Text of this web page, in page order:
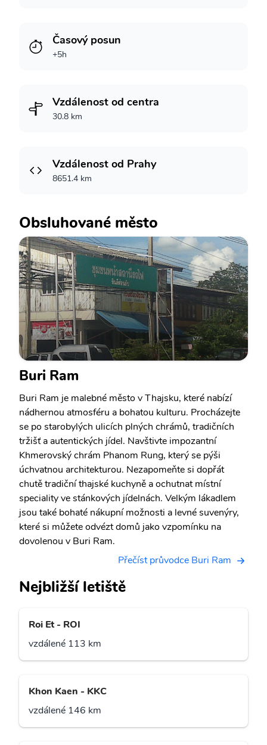
Časový posun
+5h
Vzdálenost od centra
30.8 km
Vzdálenost od Prahy
8651.4 km
Obsluhované město
Buri Ram
Buri Ram je malebné město v Thajsku, které nabízí
nádhernou atmosféru a bohatou kulturu. Procházejte
se po starobylých ulicích plných chrámů, tradičních
tržišť a autentických jídel. Navštivte impozantní
Khmerovský chrám Phanom Rung, který se pýši
úchvatnou architekturou. Nezapomeňte si dopřát
chutě tradiční thajské kuchyně a ochutnat místní
speciality ve stánkových jídelnách. Velkým lákadlem
jsou také bohaté nákupní možnosti a levné suvenýry,
které si můžete odvézt domů jako vzpomínku na
dovolenou v Buri Ram.
Přečíst průvodce Buri Ram
Nejbližší letiště
Roi Et - ROI
vzdálené 113 km
Khon Kaen - KKC
vzdálené 146 km